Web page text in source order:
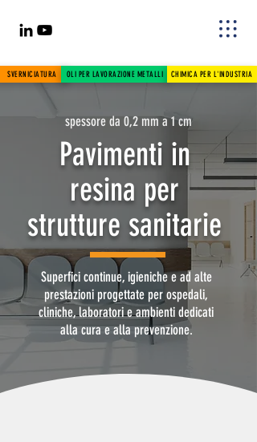
SVERNICIATURA OLI PER LAVORAZIONE METALLI CHIMICA PER L'INDUSTRIA
spessore da 0,2 mm a 1 cm
Pavimenti in
resina per
strutture sanitarie
Superfici continue, igieniche e ad alte
prestazioni progettate per ospedali,
cliniche, laboratori e ambienti dedicati
alla cura e alla prevenzione.